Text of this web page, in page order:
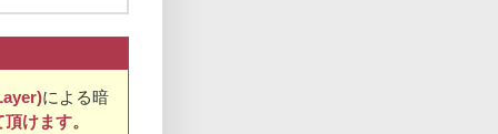
による暗
けます。